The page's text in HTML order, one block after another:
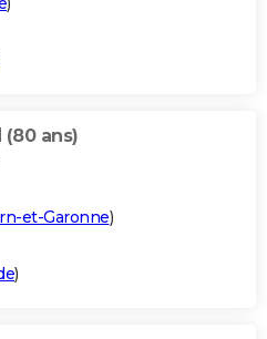
(80 ans)
et-Garonne)
)